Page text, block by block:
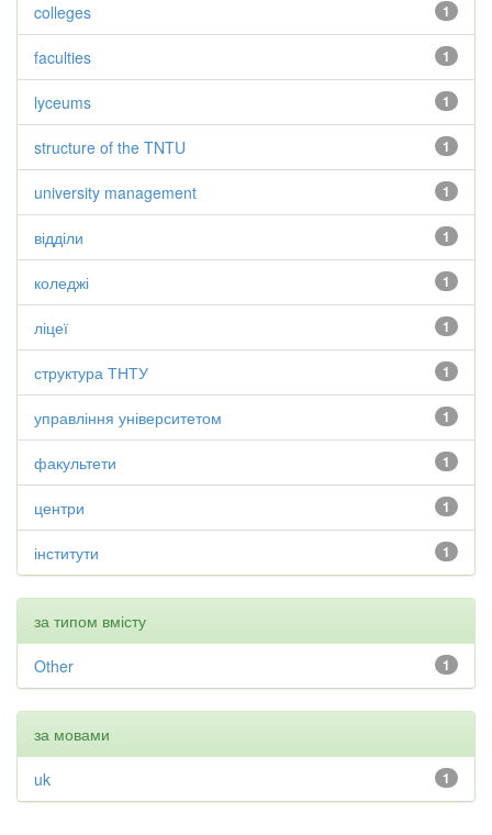
1
colleges
1
faculties
1
lyceums
1
structure of the TNTU
1
university management
1
відділи
1
коледжі
1
ліцеї
1
структура ТНТУ
1
управління університетом
1
факультети
1
центри
1
інститути
за типом вмісту
1
Other
за мовами
1
uk